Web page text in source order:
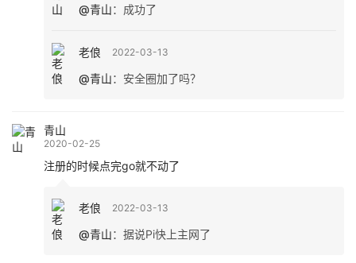
@青山： 成功了
老俍 2022-03-13
@青山： 安全圈加了吗？
青山
2020-02-25
注册的时候点完go就不动了
老俍 2022-03-13
@青山： 据说Pi快上主网了